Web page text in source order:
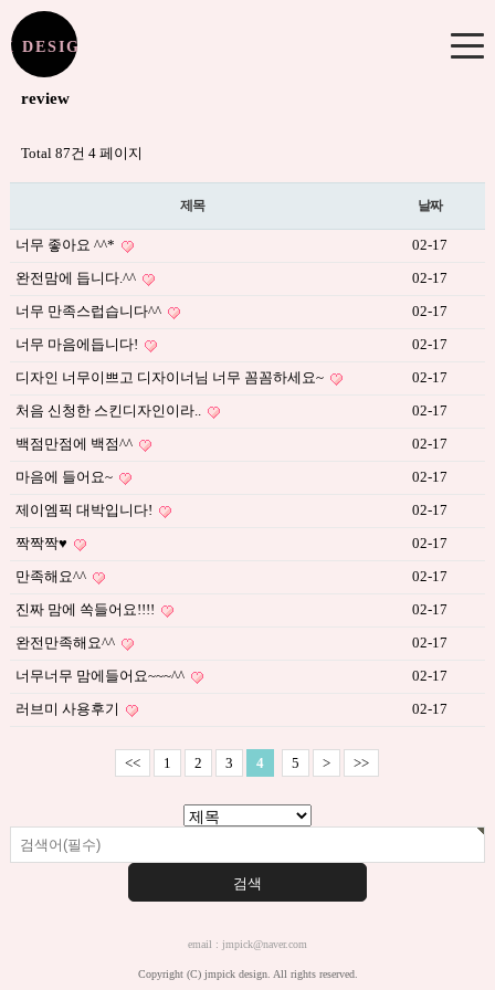
DESIGN JMPICK DESIGN
GUIDE
QUESTION & REQUEST
CHECK IT!
SHOP DESIGN
ETC DESIGN
MANUAL
review
Total 87건 4 페이지
제목 날짜
너무 좋아요 ^^* 02-17
완전맘에 듭니다.^^ 02-17
너무 만족스럽습니다^^ 02-17
너무 마음에듭니다! 02-17
디자인 너무이쁘고 디자이너님 너무 꼼꼼하세요~ 02-17
처음 신청한 스킨디자인이라.. 02-17
백점만점에 백점^^ 02-17
마음에 들어요~ 02-17
제이엠픽 대박입니다! 02-17
짝짝짝♥ 02-17
만족해요^^ 02-17
진짜 맘에 쏙들어요!!!! 02-17
완전만족해요^^ 02-17
너무너무 맘에들어요~~~^^ 02-17
러브미 사용후기 02-17
<< 1 2 3 4 5 > >>
email : jmpick@naver.com
Copyright (C) jmpick design. All rights reserved.